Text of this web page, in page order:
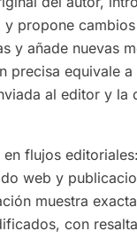
propone
y añade nuevas
precisa equivale
al editor y
flujos
web y
muestra
con